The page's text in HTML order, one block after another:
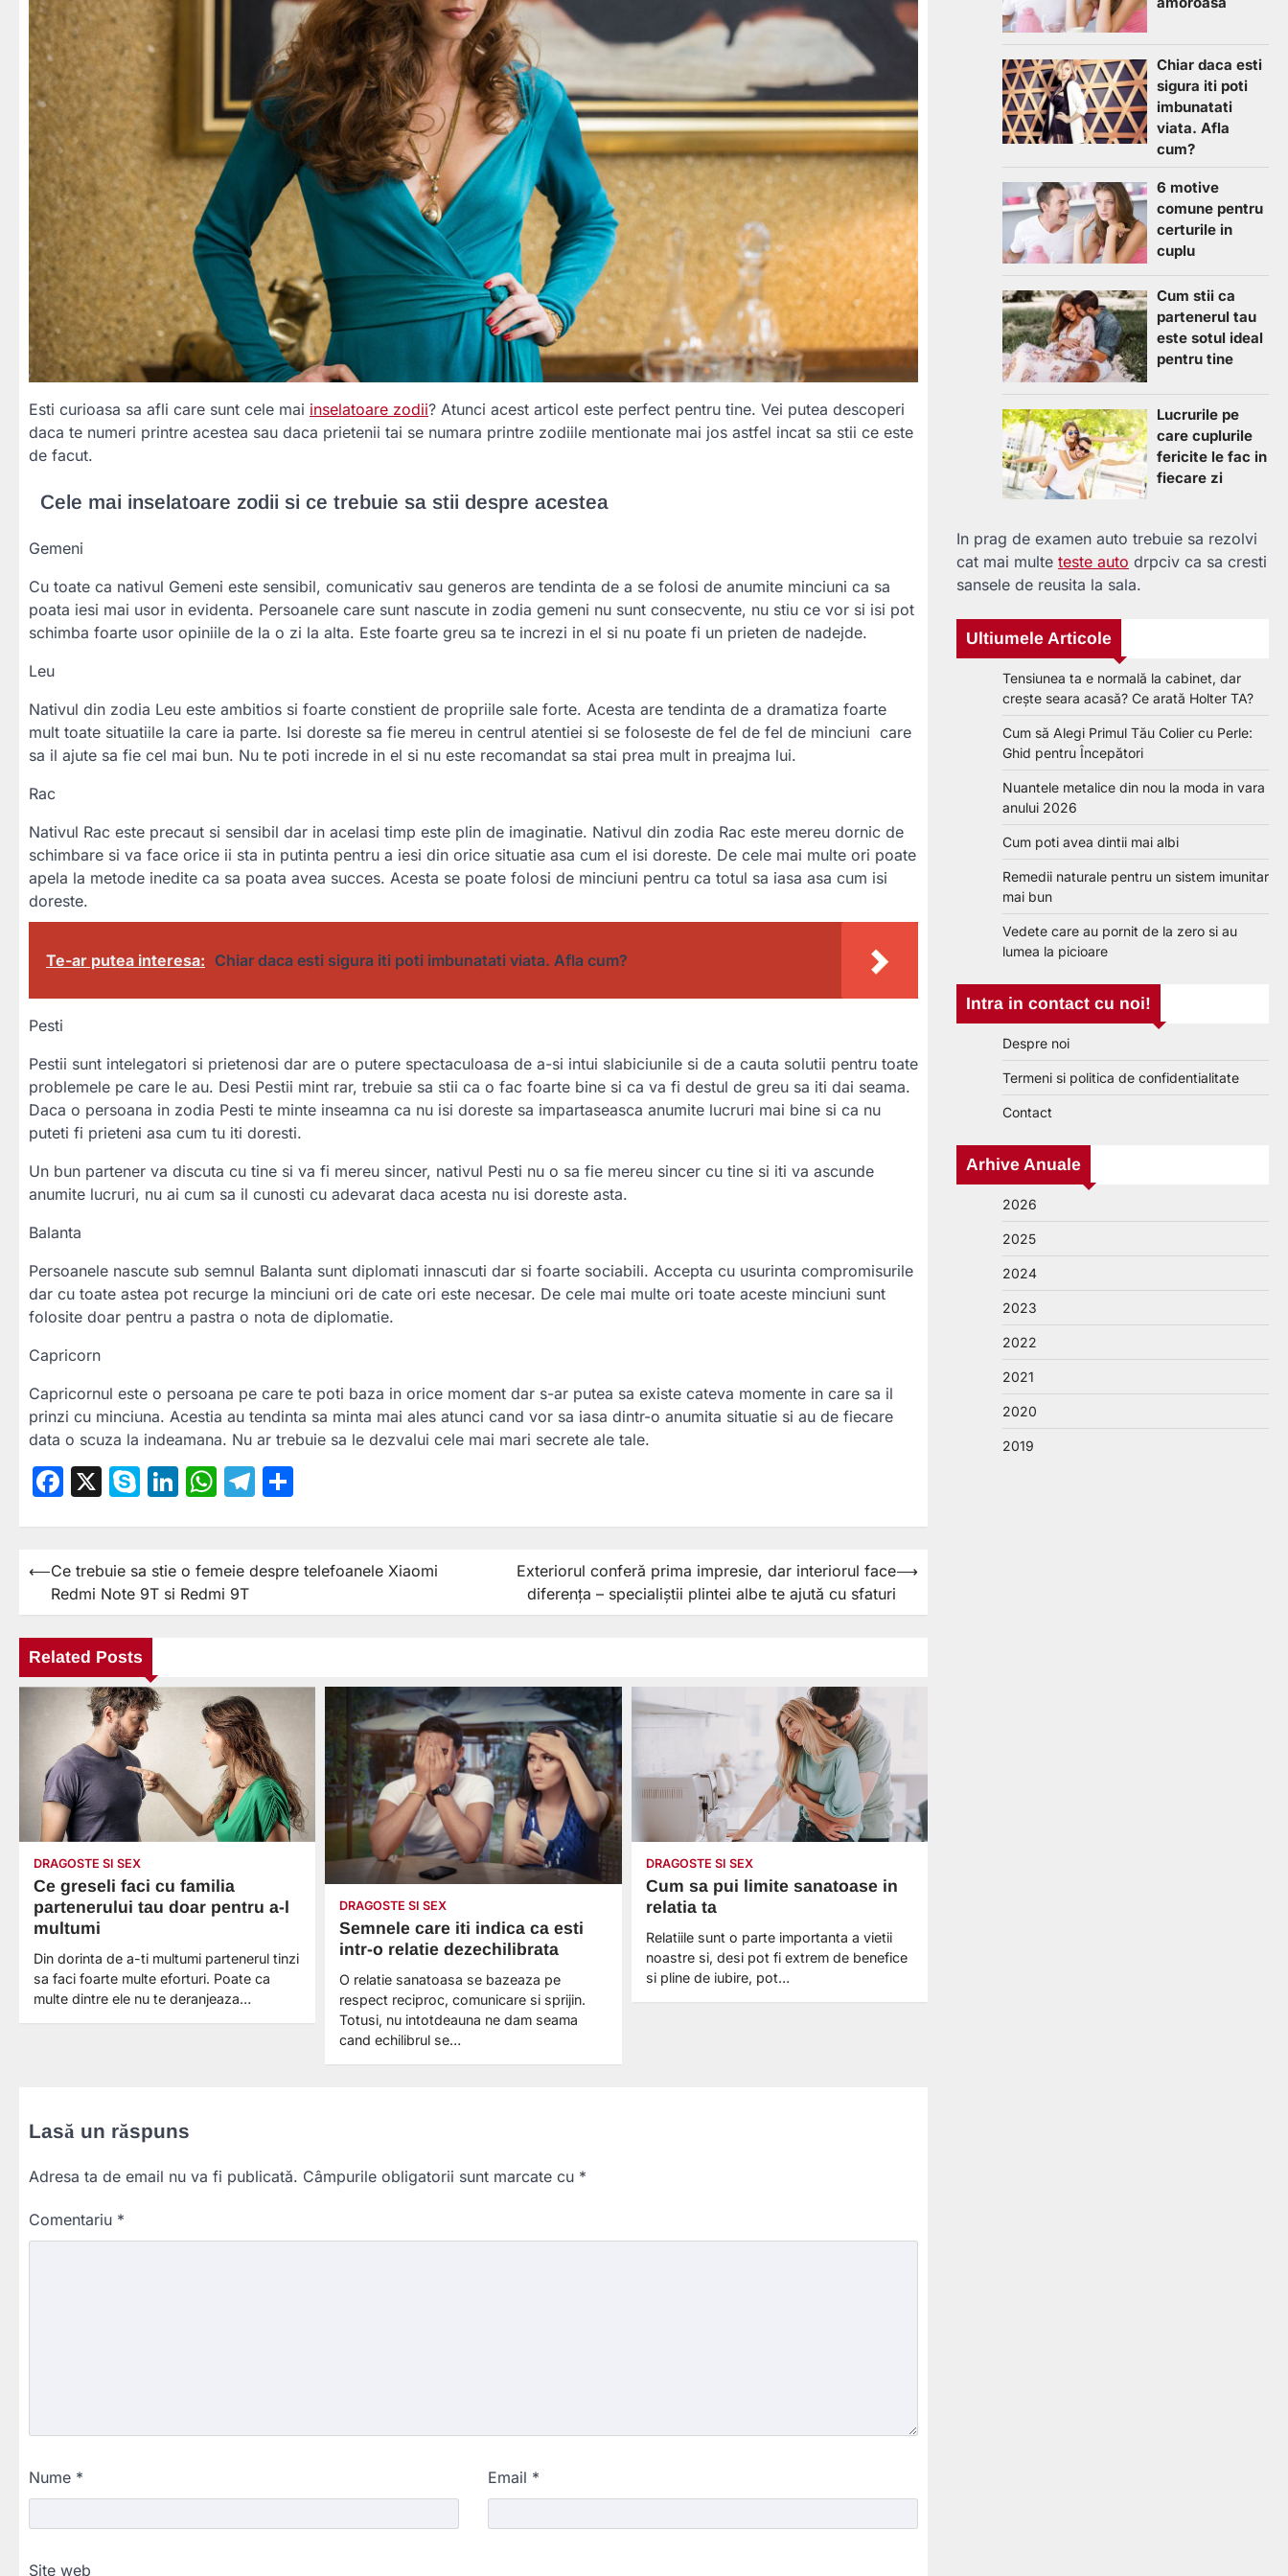
Esti curioasa sa afli care sunt cele mai inselatoare zodii? Atunci acest articol este perfect pentru tine. Vei putea descoperi
daca te numeri printre acestea sau daca prietenii tai se numara printre zodiile mentionate mai jos astfel incat sa stii ce este
de facut.
Cele mai inselatoare zodii si ce trebuie sa stii despre acestea
Gemeni
Cu toate ca nativul Gemeni este sensibil, comunicativ sau generos are tendinta de a se folosi de anumite minciuni ca sa
poata iesi mai usor in evidenta. Persoanele care sunt nascute in zodia gemeni nu sunt consecvente, nu stiu ce vor si isi pot
schimba foarte usor opiniile de la o zi la alta. Este foarte greu sa te increzi in el si nu poate fi un prieten de nadejde.
Leu
Nativul din zodia Leu este ambitios si foarte constient de propriile sale forte. Acesta are tendinta de a dramatiza foarte
mult toate situatiile la care ia parte. Isi doreste sa fie mereu in centrul atentiei si se foloseste de fel de fel de minciuni care
sa il ajute sa fie cel mai bun. Nu te poti increde in el si nu este recomandat sa stai prea mult in preajma lui.
Rac
Nativul Rac este precaut si sensibil dar in acelasi timp este plin de imaginatie. Nativul din zodia Rac este mereu dornic de
schimbare si va face orice ii sta in putinta pentru a iesi din orice situatie asa cum el isi doreste. De cele mai multe ori poate
apela la metode inedite ca sa poata avea succes. Acesta se poate folosi de minciuni pentru ca totul sa iasa asa cum isi
doreste.
Te-ar putea interesa: Chiar daca esti sigura iti poti imbunatati viata. Afla cum?
Pesti
Pestii sunt intelegatori si prietenosi dar are o putere spectaculoasa de a-si intui slabiciunile si de a cauta solutii pentru toate
problemele pe care le au. Desi Pestii mint rar, trebuie sa stii ca o fac foarte bine si ca va fi destul de greu sa iti dai seama.
Daca o persoana in zodia Pesti te minte inseamna ca nu isi doreste sa impartaseasca anumite lucruri mai bine si ca nu
puteti fi prieteni asa cum tu iti doresti.
Un bun partener va discuta cu tine si va fi mereu sincer, nativul Pesti nu o sa fie mereu sincer cu tine si iti va ascunde
anumite lucruri, nu ai cum sa il cunosti cu adevarat daca acesta nu isi doreste asta.
Balanta
Persoanele nascute sub semnul Balanta sunt diplomati innascuti dar si foarte sociabili. Accepta cu usurinta compromisurile
dar cu toate astea pot recurge la minciuni ori de cate ori este necesar. De cele mai multe ori toate aceste minciuni sunt
folosite doar pentru a pastra o nota de diplomatie.
Capricorn
Capricornul este o persoana pe care te poti baza in orice moment dar s-ar putea sa existe cateva momente in care sa il
prinzi cu minciuna. Acestia au tendinta sa minta mai ales atunci cand vor sa iasa dintr-o anumita situatie si au de fiecare
data o scuza la indeamana. Nu ar trebuie sa le dezvalui cele mai mari secrete ale tale.
Facebook
X Skype
LinkedIn
WhatsApp
Telegram
Navigare
articole
⟵Ce trebuie sa stie o femeie despre telefoanele Xiaomi
Redmi Note 9T si Redmi 9T
Exteriorul conferă prima impresie, dar interiorul face
diferența – specialiștii plintei albe te ajută cu sfaturi
⟶
Related Posts
DRAGOSTE SI SEX
Ce greseli faci cu familia
partenerului tau doar pentru a-l
multumi
Din dorinta de a-ti multumi partenerul tinzi
sa faci foarte multe eforturi. Poate ca
multe dintre ele nu te deranjeaza…
DRAGOSTE SI SEX
Semnele care iti indica ca esti
intr-o relatie dezechilibrata
O relatie sanatoasa se bazeaza pe
respect reciproc, comunicare si sprijin.
Totusi, nu intotdeauna ne dam seama
cand echilibrul se…
DRAGOSTE SI SEX
Cum sa pui limite sanatoase in
relatia ta
Relatiile sunt o parte importanta a vietii
noastre si, desi pot fi extrem de benefice
si pline de iubire, pot…
Lasă un răspuns
Adresa ta de email nu va fi publicată. Câmpurile obligatorii sunt marcate cu *
Comentariu *
Nume * Email *
Site web
Chiar daca esti
sigura iti poti
imbunatati
viata. Afla
cum?
6 motive
comune pentru
certurile in
cuplu
Cum stii ca
partenerul tau
este sotul ideal
pentru tine
Lucrurile pe
care cuplurile
fericite le fac in
fiecare zi
In prag de examen auto trebuie sa rezolvi
cat mai multe teste auto drpciv ca sa cresti
sansele de reusita la sala.
Ultiumele Articole
Tensiunea ta e normală la cabinet, dar
crește seara acasă? Ce arată Holter TA?
Cum să Alegi Primul Tău Colier cu Perle:
Ghid pentru Începători
Nuantele metalice din nou la moda in vara
anului 2026
Cum poti avea dintii mai albi
Remedii naturale pentru un sistem imunitar
mai bun
Vedete care au pornit de la zero si au
lumea la picioare
Intra in contact cu noi!
Despre noi
Termeni si politica de confidentialitate
Contact
Arhive Anuale
2026
2025
2024
2023
2022
2021
2020
2019